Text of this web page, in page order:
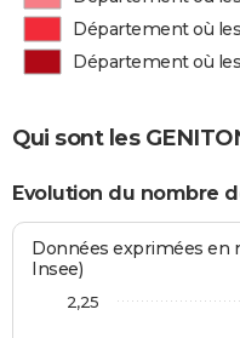
Département où
Département où
Qui sont les
Evolution du nombre
Données exprimées en
Insee)
2,25